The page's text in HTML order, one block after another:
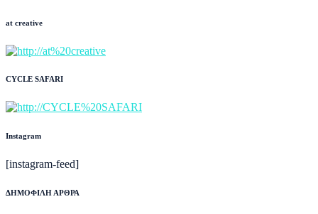
at creative
CYCLE SAFARI
Instagram
[instagram-feed]
ΔΗΜΟΦΙΛΗ ΑΡΘΡΑ